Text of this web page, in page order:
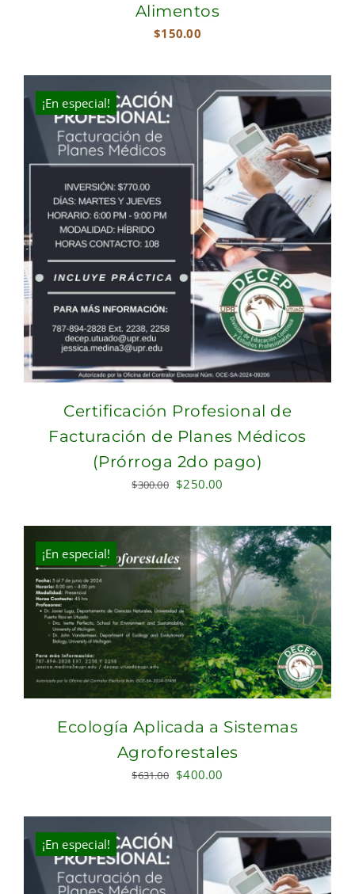
Alimentos
$150.00
¡En especial!
Certificación Profesional de
Facturación de Planes Médicos
(Prórroga 2do pago)
$300.00 Original
was:
$300.00.
$250.00
is:
$250.00.
¡En especial!
Ecología Aplicada a Sistemas
Agroforestales
$631.00 Original
was:
$631.00.
$400.00
is:
$400.00.
¡En especial!